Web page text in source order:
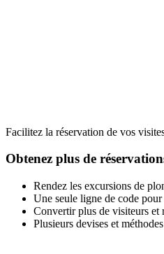
Facilitez la réservation de vos
Obtenez plus de
Rendez les excursions de
Une seule ligne de code
Convertir plus de visiteurs et
Plusieurs devises et